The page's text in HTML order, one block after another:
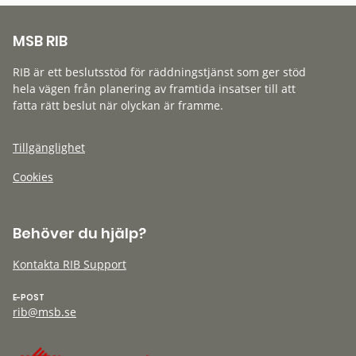
MSB RIB
RIB är ett beslutsstöd för räddningstjänst som ger stöd
hela vägen från planering av framtida insatser till att
fatta rätt beslut när olyckan är framme.
Tillgänglighet
Cookies
Behöver du hjälp?
Kontakta RIB Support
E-POST
rib@msb.se